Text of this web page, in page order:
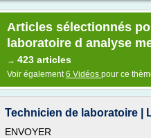
Articles sélectionnés
laboratoire d analyse
→ 423 articles
Voir également6 Vidéos pour ce
Technicien de laboratoire |
ENVOYER